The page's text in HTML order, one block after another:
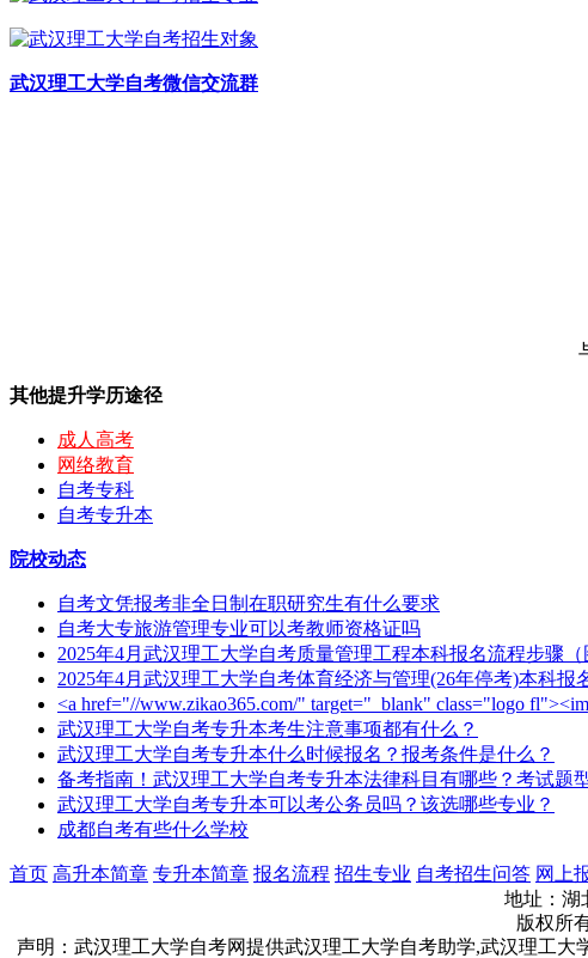
武汉理工大学自考微信交流群
其他提升学历途径
成人高考
网络教育
自考专科
自考专升本
院校动态
自考文凭报考非全日制在职研究生有什么要求
自考大专旅游管理专业可以考教师资格证吗
2025年4月武汉理工大学自考质量管理工程本科报名流程步骤（
2025年4月武汉理工大学自考体育经济与管理(26年停考)本科报
<a href="//www.zikao365.com/" target="_blank" class="logo
武汉理工大学自考专升本考生注意事项都有什么？
武汉理工大学自考专升本什么时候报名？报考条件是什么？
备考指南！武汉理工大学自考专升本法律科目有哪些？考试题
武汉理工大学自考专升本可以考公务员吗？该选哪些专业？
成都自考有些什么学校
首页 高升本简章 专升本简章 报名流程 招生专业 自考招生问答 网上
地址：湖
版权所
声明：武汉理工大学自考网提供武汉理工大学自考助学,武汉理工